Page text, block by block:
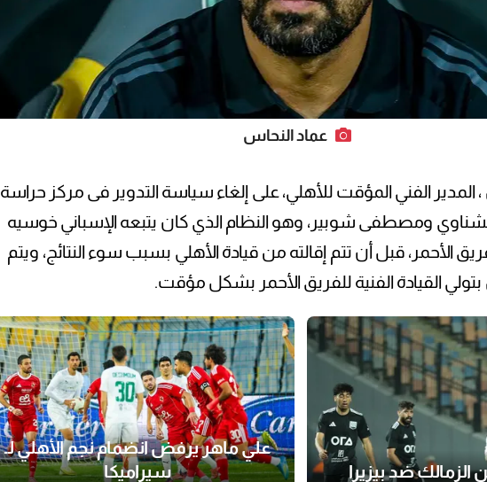
عماد النحاس
المدير الفني المؤقت للأهلي، على إلغاء سياسة التدوير فى مركز حراسة
ومصطفى شوبير، وهو النظام الذي كان يتبعه الإسباني خوسيه
الأحمر، قبل أن تتم إقالته من قيادة الأهلي بسبب سوء النتائج، ويتم
القيادة الفنية للفريق الأحمر بشكل مؤقت.
الزمالك ضد بيزيرا
علي ماهر يرفض انضمام نجم الأهلي لـ
سيراميكا